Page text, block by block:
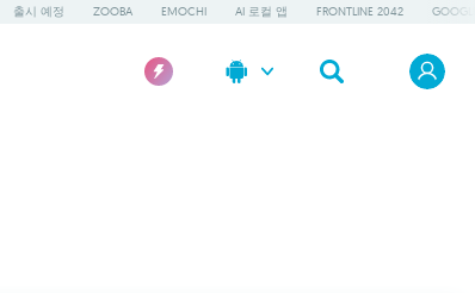
출시 예정 ZOOBA EMOCHI AI 로컬 앱 FRONTLINE 2042